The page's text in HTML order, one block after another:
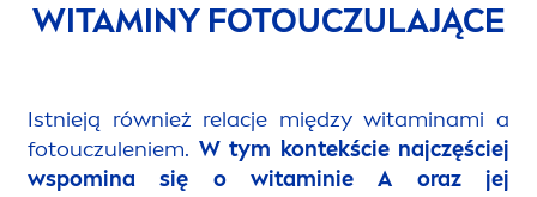
WITAMINY FOTOUCZULAJĄCE
Istnieją również relacje między witaminami a
fotouczuleniem. W tym kontekście najczęściej
wspomina się o witaminie A oraz jej